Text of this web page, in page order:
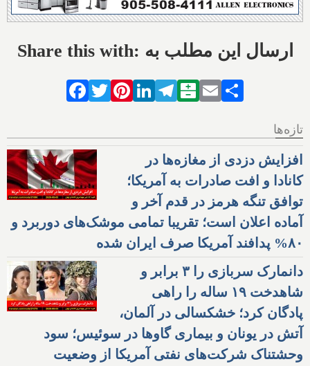
Share this with: ارسال این مطلب به
Facebook
TwitterPinterestLinkedIn
Telegram
Balatarin
Email
تازه‌ها
افزایش دزدی از مغازه‌ها در
کانادا و افت صادرات به آمریکا؛
توافق تنگه هرمز در قدم آخر و
آماده اعلان است؛ تقریبا تمامی موشک‌های دوربرد و
۸۰% پدافند آمریکا صرف ایران شده
دانمارک سربازی را ۳ برابر و
شاهدخت ۱۹ ساله را راهی
پادگان کرد؛ خشکسالی در آلمان،
آتش در یونان و بیماری گاوها در سوئیس؛ سود
وحشتناک شرکت‌های نفتی آمریکا از وضعیت